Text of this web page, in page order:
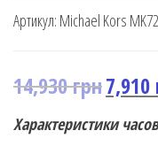
Артикул: Michael Kors
14,930грн7,910
Характеристики часов